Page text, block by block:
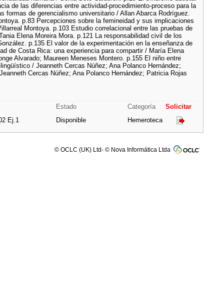
de las diferencias entre actividad-procedimiento-proceso para la
formas de gerencialismo universitario / Allan Abarca Rodríguez.
p.83 Percepciones sobre la femineidad y sus implicaciones
Montoya. p.103 Estudio correlacional entre las pruebas de
Elena Moreira Mora. p.121 La responsabilidad civil de los
p.135 El valor de la experimentación en la enseñanza de
de Costa Rica: una experiencia para compartir / María Elena
Alvarado; Maureen Meneses Montero. p.155 El niño entre
/ Jeanneth Cercas Núñez; Ana Polanco Hernández;
Cercas Núñez; Ana Polanco Hernández; Patricia Rojas
Estado Categoría
Solicitar
Ej.1 Disponible Hemeroteca
© OCLC (UK) Ltd- © Nova Informática Ltda